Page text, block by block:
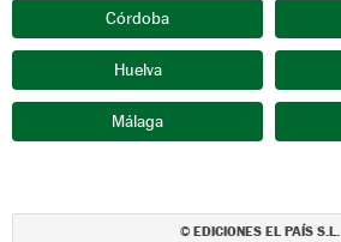
Córdoba
Huelva
Málaga
© EDICIONES EL PAÍS S.L.